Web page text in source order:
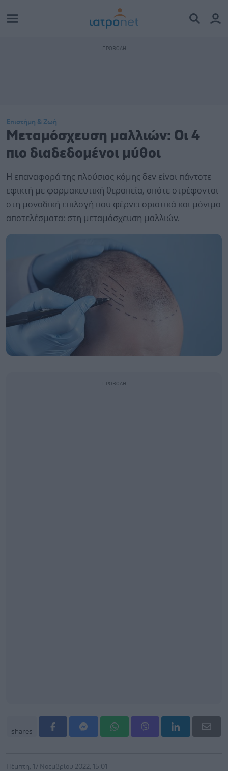
Επιστήμη & Ζωή
Μεταμόσχευση μαλλιών: Οι 4
πιο διαδεδομένοι μύθοι
Η επαναφορά της πλούσιας κόμης δεν είναι πάντοτε
εφικτή με φαρμακευτική θεραπεία, οπότε στρέφονται
στη μοναδική επιλογή που φέρνει οριστικά και μόνιμα
αποτελέσματα: στη μεταμόσχευση μαλλιών.
shares
Πέμπτη, 17 Νοεμβρίου 2022, 15:01